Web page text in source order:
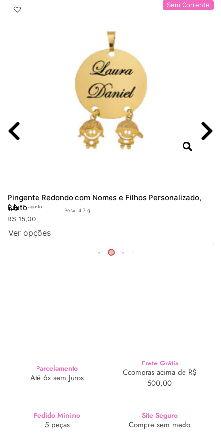
Sem Corrente
Pingente Redondo com Nomes e Filhos Personalizado,
Bruto18. agosto
Peso: 4.7 g
R$ 15,00
Ver opções
Parcelamento
Até 6x sem Juros
Frete Grátis
Ccompras acima de R$
500,00
Pedido Mínimo
5 peças
Site Seguro
Compre sem medo